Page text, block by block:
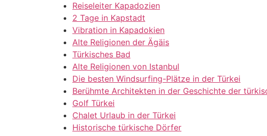
Reiseleiter Kapadozien
2 Tage in Kapstadt
Vibration in Kapadokien
Alte Religionen der Ägäis
Türkisches Bad
Alte Religionen von Istanbul
Die besten Windsurfing-Plätze in der Türkei
Berühmte Architekten in der Geschichte der
Golf Türkei
Chalet Urlaub in der Türkei
Historische türkische Dörfer